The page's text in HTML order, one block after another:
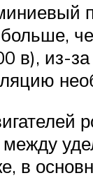
в), из-
между
в